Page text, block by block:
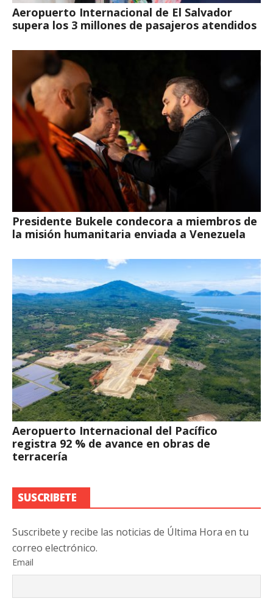
Aeropuerto Internacional de El Salvador
supera los 3 millones de pasajeros atendidos
Presidente Bukele condecora a miembros de
la misión humanitaria enviada a Venezuela
Aeropuerto Internacional del Pacífico
registra 92 % de avance en obras de
terracería
SUSCRIBETE
Suscribete y recibe las noticias de Última Hora en tu
correo electrónico.
Email